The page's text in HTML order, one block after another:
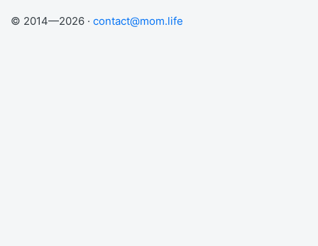
© 2014—2026 · contact@mom.life